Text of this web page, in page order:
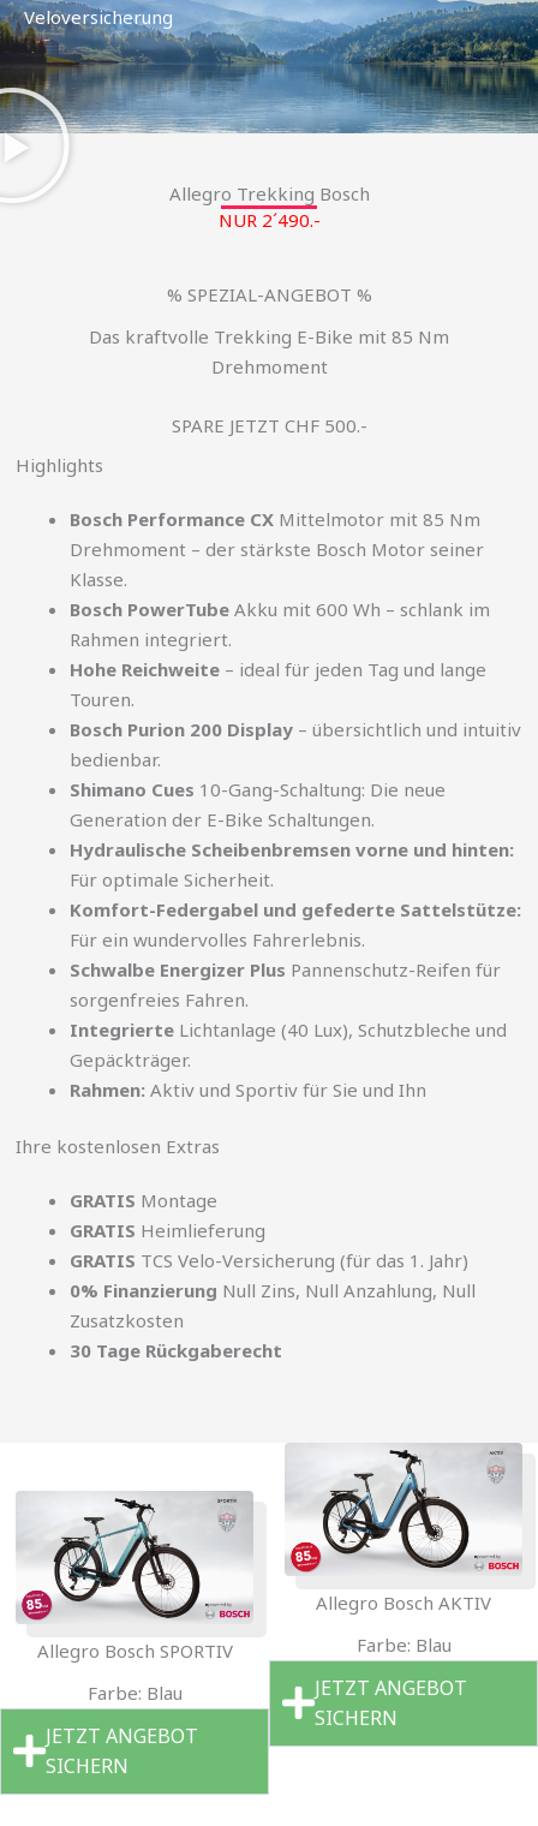
Veloversicherung
Allegro Trekking Bosch
NUR 2´490.-
% SPEZIAL-ANGEBOT %
Das kraftvolle Trekking E-Bike mit 85 Nm
Drehmoment
SPARE JETZT CHF 500.-
Highlights
Bosch Performance CX Mittelmotor mit 85 Nm
Drehmoment – der stärkste Bosch Motor seiner
Klasse.
Bosch PowerTube Akku mit 600 Wh – schlank im
Rahmen integriert.
Hohe Reichweite – ideal für jeden Tag und lange
Touren.
Bosch Purion 200 Display – übersichtlich und intuitiv
bedienbar.
Shimano Cues 10-Gang-Schaltung: Die neue
Generation der E-Bike Schaltungen.
Hydraulische Scheibenbremsen vorne und hinten:
Für optimale Sicherheit.
Komfort-Federgabel und gefederte Sattelstütze:
Für ein wundervolles Fahrerlebnis.
Schwalbe Energizer Plus Pannenschutz-Reifen für
sorgenfreies Fahren.
Integrierte Lichtanlage (40 Lux), Schutzbleche und
Gepäckträger.
Rahmen: Aktiv und Sportiv für Sie und Ihn
Ihre kostenlosen Extras
GRATIS Montage
GRATIS Heimlieferung
GRATIS TCS Velo-Versicherung (für das 1. Jahr)
0% Finanzierung Null Zins, Null Anzahlung, Null
Zusatzkosten
30 Tage Rückgaberecht
Allegro Bosch SPORTIV
Farbe: Blau
JETZT ANGEBOT
SICHERN
Allegro Bosch AKTIV
Farbe: Blau
JETZT ANGEBOT
SICHERN